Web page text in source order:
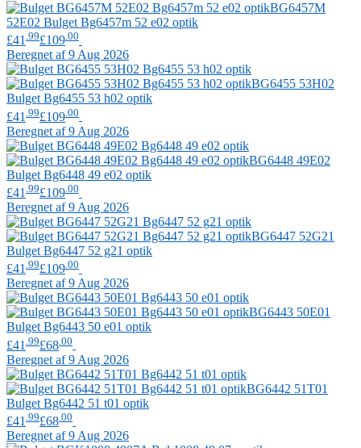
BG6457M
52E02 Bulget Bg6457m 52 e02 optik
£41.99£109.00
Beregnet af 9 Aug 2026
BG6455 53H02
BulgetBg6455 53 h02 optik
£41 .99£109 .00
Beregnet af 9 Aug 2026
BG6448 49E02
Bulget Bg6448 49 e02 optik
£41 .99£109 .00
Beregnet af 9 Aug 2026
BG6447 52G21
Bulget Bg6447 52 g21 optik
£41.99£109.00
Beregnet af 9 Aug 2026
BG6443 50E01
BulgetBg6443 50 e01 optik
£41 .99£68 .00
Beregnet af 9 Aug 2026
BG6442 51T01
Bulget Bg6442 51 t01 optik
£41 .99£68 .00
Beregnet af 9 Aug 2026